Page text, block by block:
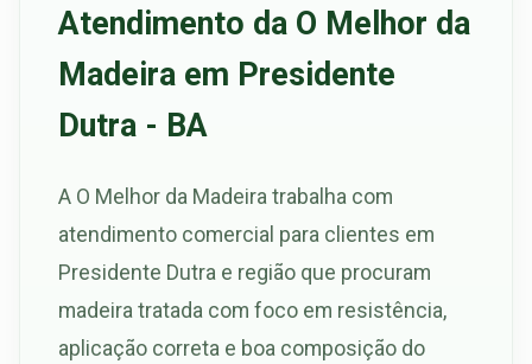
Atendimento da O Melhor da
Madeira em Presidente
Dutra - BA
A O Melhor da Madeira trabalha com
atendimento comercial para clientes em
Presidente Dutra e região que procuram
madeira tratada com foco em resistência,
aplicação correta e boa composição do